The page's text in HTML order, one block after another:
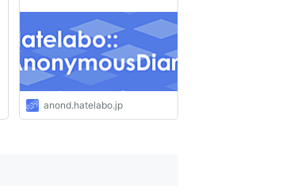
anond.hatelabo.jp